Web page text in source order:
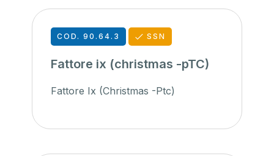
COD. 90.64.3 SSN
Fattore ix (christmas -pTC)
Fattore Ix (Christmas -Ptc)